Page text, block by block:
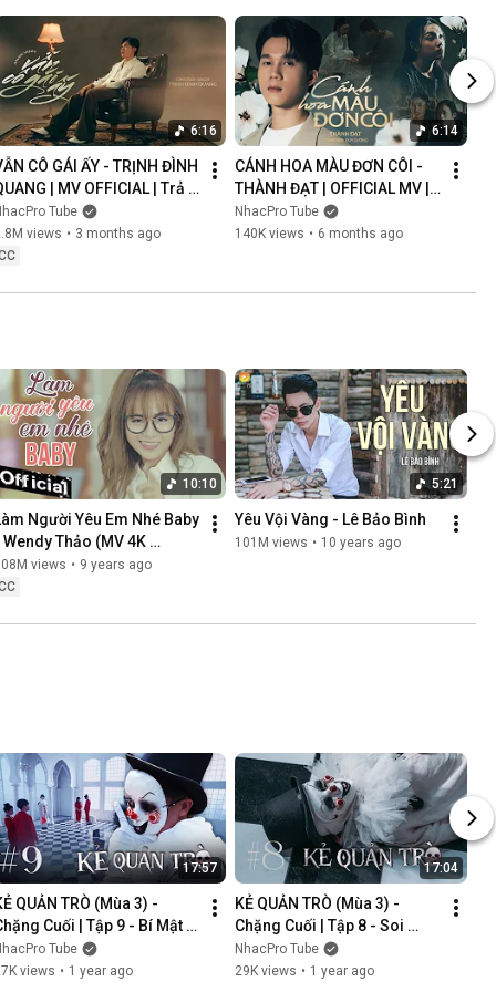
6:16
CÔ GÁI ẤY - TRỊNH ĐÌNH
| MV OFFICIAL | Trả
Em Quá Khứ Đau Lòng
Lỗi Vì Làm Em Khóc
Tube
views • 3 months ago
6:14
CÁNH HOA MÀU ĐƠN CÔI -
THÀNH ĐẠT | OFFICIAL MV |
Anh Nghĩ Chắc Là Ý Trời
Nhưng Buồn Lắm Người Ơi...
NhacPro Tube
140K views • 6 months ago
10:10
Người Yêu Em Nhé Baby
Wendy Thảo (MV 4K
views • 9 years ago
5:21
Yêu Vội Vàng - Lê Bảo Bình
101M views • 10 years ago
17:57
QUẢN TRÒ (Mùa 3) -
Cuối | Tập 9 - Bí Mật
| GAME CUNG HOÀNG
|| Web Drama 2025
Tube
views • 1 year ago
17:04
KẺ QUẢN TRÒ (Mùa 3) -
Chặng Cuối | Tập 8 - Soi
Cung | GAME CUNG HOÀNG
ĐẠO || Web Drama 2025
NhacPro Tube
29K views • 1 year ago